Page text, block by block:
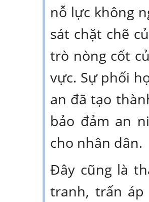
nỗ lực không
sát chặt chẽ
trò nòng cốt
vực. Sự phối
an đã tạo
bảo đảm an
cho nhân dân.
Đây cũng là
tranh, trấn áp